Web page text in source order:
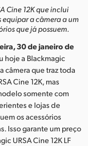
Cine 12K que inclui
equipar a câmera a um
que já possuem.
30 de janeiro de
hoje a Blackmagic
câmera que traz toda
Cine 12K, mas
somente com
e lojas de
os acessórios
Isso garante um preço
URSA Cine 12K LF